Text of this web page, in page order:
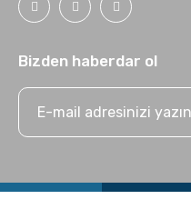
Bizden haberdar ol